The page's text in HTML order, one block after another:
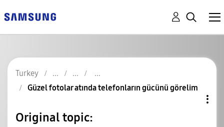
Turkey
Güzel fotolar atında telefonların gücünü görelim
Original topic: